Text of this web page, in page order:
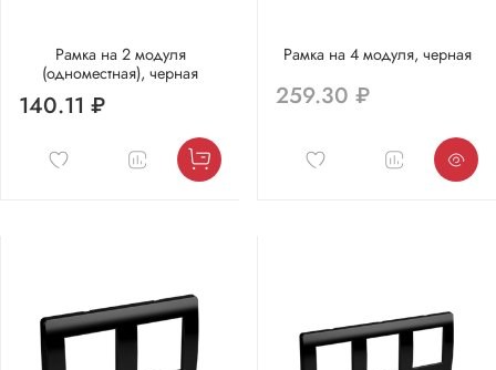
Рамка на 2 модуля
(одноместная), черная
140.11 ₽
Рамка на 4 модуля, черная
259.30 ₽